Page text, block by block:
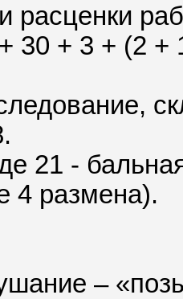
расценки
30 + 3 + (2
21 -
4 размена).
–